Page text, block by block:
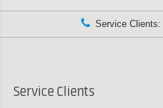
Service Clients:
Service Clients